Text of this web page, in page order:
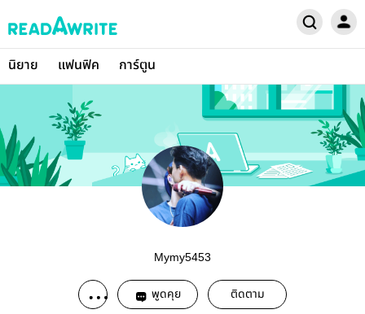
นิยาย แฟนฟิค การ์ตูน
Mymy5453
พูดคุย ติดตาม